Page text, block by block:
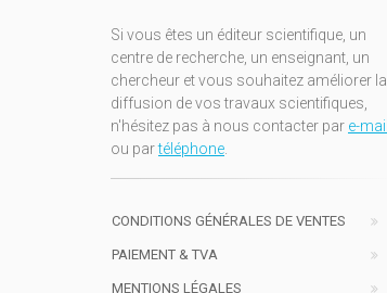
Si vous êtes un éditeur scientifique, un
centre de recherche, un enseignant, un
chercheur et vous souhaitez améliorer la
diffusion de vos travaux scientifiques,
n'hésitez pas à nous contacter par e-mail
ou partéléphone
CONDITIONS GÉNÉRALES DE VENTES
PAIEMENT & TVA
MENTIONS LÉGALES